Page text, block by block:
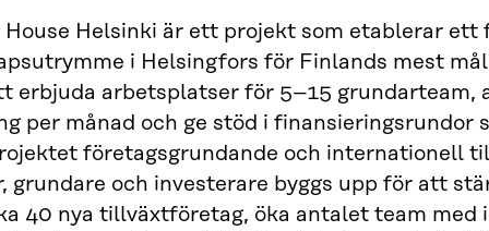
House Helsinki är ett projekt som etablerar
i Helsingfors för Finlands mest
erbjuda arbetsplatser för 5–15 grundarteam,
per månad och ge stöd i finansieringsrundor
företagsgrundande och internationell
grundare och investerare byggs upp för att
40 nya tillväxtföretag, öka antalet team